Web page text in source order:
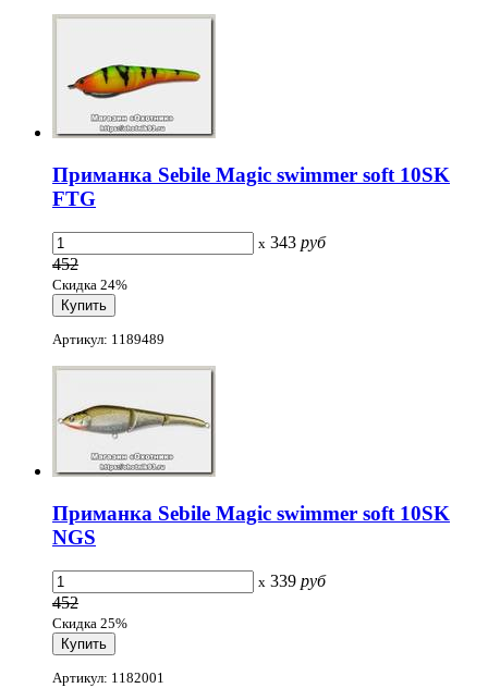
Приманка Sebile Magic swimmer soft 10SK
FTG
x 343 руб
452
Скидка 24%
Артикул: 1189489
Приманка Sebile Magic swimmer soft 10SK
NGS
x 339 руб
452
Скидка 25%
Артикул: 1182001